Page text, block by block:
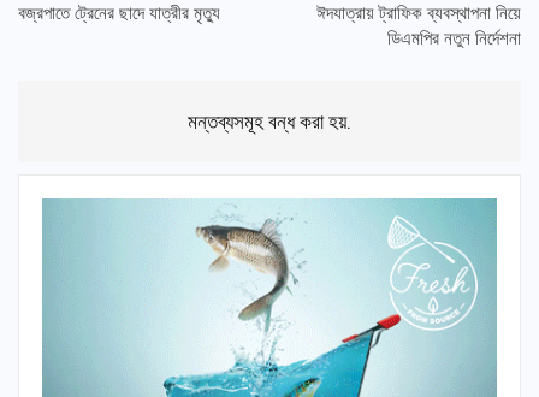
বজ্রপাতে ট্রেনের ছাদে যাত্রীর মৃত্যু
ঈদযাত্রায় ট্রাফিক ব্যবস্থাপনা নিয়ে
ডিএমপির নতুন নির্দেশনা
মন্তব্যসমূহ বন্ধ করা হয়.